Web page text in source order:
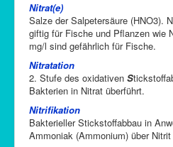
Nitrat(e)
Salze der Salpetersäure (HNO3).
giftig für Fische und Pflanzen wie
mg/l sind gefährlich für Fische.
Nitratation
2. Stufe des oxidativen S
Bakterien in Nitrat überführt.
Nitrifikation
Bakterieller Stickstoffabbau in
Ammoniak (Ammonium) über